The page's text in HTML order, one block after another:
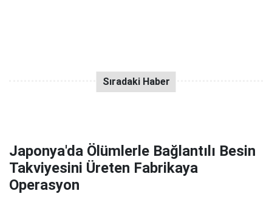
Japonya'da Ölümlerle Bağlantılı Besin
Takviyesini Üreten Fabrikaya
Operasyon